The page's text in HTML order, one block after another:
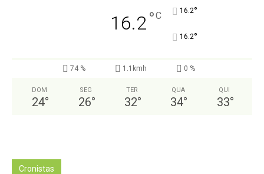
16.2°C 16.2°
16.2°
74 % 1.1kmh 0 %
DOM
24°
SEG
26°
TER
32°
QUA
34°
QUI
33°
Cronistas